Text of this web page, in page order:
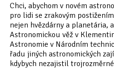
Chci, abychom v novém
pro lidi se zrakovým
nejen hvězdárny a planetária,
Astronomickou věž v
Astronomie v Národním
řadu jiných astronomických
kdybych nezajistil